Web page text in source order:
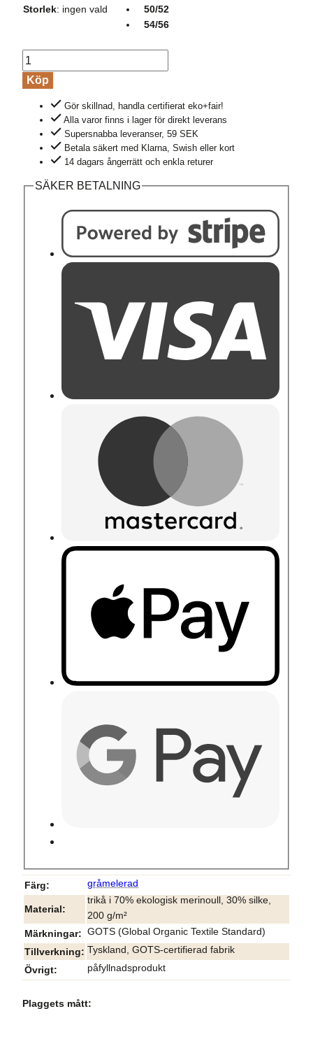
Storlek: ingen vald
50/52
54/56
Långkalsonger
ull/silke
gråmelerad
mängd
Köp
Gör skillnad, handla certifierat eko+fair!
Alla varor finns i lager för direkt leverans
Supersnabba leveranser, 59 SEK
Betala säkert med Klarna, Swish eller kort
14 dagars ångerrätt och enkla returer
SÄKER BETALNING
Färg gråmelerad
Material
trikå i 70% ekologisk merinoull, 30% silke,
200 g/m²
Märkningar
GOTS (Global Organic Textile Standard)
Tillverkning
Tyskland, GOTS-certifierad fabrik
Övrigt
påfyllnadsprodukt
Plaggets mått: